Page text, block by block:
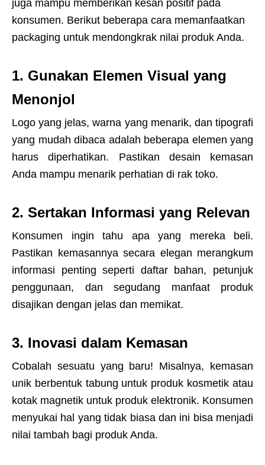
juga mampu memberikan kesan positif pada
konsumen. Berikut beberapa cara memanfaatkan
packaging untuk mendongkrak nilai produk Anda.
1. Gunakan Elemen Visual yang
Menonjol
Logo yang jelas, warna yang menarik, dan tipografi
yang mudah dibaca adalah beberapa elemen yang
harus diperhatikan. Pastikan desain kemasan
Anda mampu menarik perhatian di rak toko.
2. Sertakan Informasi yang Relevan
Konsumen ingin tahu apa yang mereka beli.
Pastikan kemasannya secara elegan merangkum
informasi penting seperti daftar bahan, petunjuk
penggunaan, dan segudang manfaat produk
disajikan dengan jelas dan memikat.
3. Inovasi dalam Kemasan
Cobalah sesuatu yang baru! Misalnya, kemasan
unik berbentuk tabung untuk produk kosmetik atau
kotak magnetik untuk produk elektronik. Konsumen
menyukai hal yang tidak biasa dan ini bisa menjadi
nilai tambah bagi produk Anda.